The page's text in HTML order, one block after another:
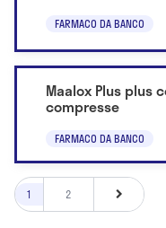
FARMACO DA BANCO
Maalox Plus plus
compresse
FARMACO DA BANCO
1 2